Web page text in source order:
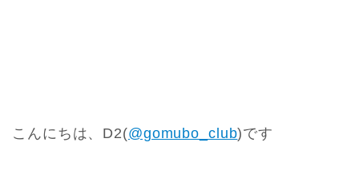
こんにちは、D2(@gomubo_club)です